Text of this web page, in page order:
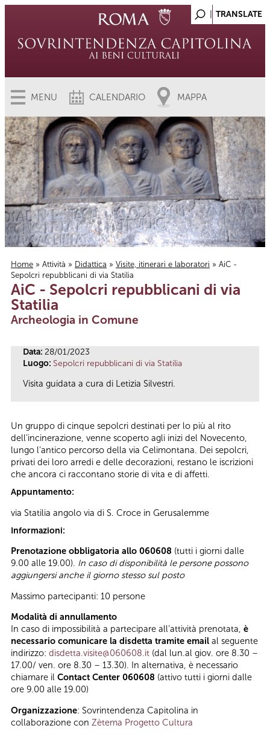
MENU CALENDARIO MAPPA
Tu sei qui
Home » Attività » Didattica » Visite, itinerari e laboratori » AiC -
Sepolcri repubblicani di via Statilia
AiC - Sepolcri repubblicani di via
Statilia
Archeologia in Comune
Data: 28/01/2023
Luogo: Sepolcri repubblicani di via Statilia
Visita guidata a cura di Letizia Silvestri.
Un gruppo di cinque sepolcri destinati per lo più al rito
dell’incinerazione, venne scoperto agli inizi del Novecento,
lungo l’antico percorso della via Celimontana. Dei sepolcri,
privati dei loro arredi e delle decorazioni, restano le iscrizioni
che ancora ci raccontano storie di vita e di affetti.
Appuntamento:
via Statilia angolo via di S. Croce in Gerusalemme
Informazioni:
Prenotazione obbligatoria allo 060608 (tutti i giorni dalle
9.00 alle 19.00). In caso di disponibilità le persone possono
aggiungersi anche il giorno stesso sul posto
Massimo partecipanti: 10 persone
Modalità di annullamento
In caso di impossibilità a partecipare all’attività prenotata, è
necessario comunicare la disdetta tramite email al seguente
indirizzo: disdetta.visite@060608.it (dal lun.al giov. ore 8.30 –
17.00/ ven. ore 8.30 – 13.30). In alternativa, è necessario
chiamare il Contact Center 060608 (attivo tutti i giorni dalle
ore 9.00 alle 19.00)
Organizzazione: Sovrintendenza Capitolina in
collaborazione con Zètema Progetto Cultura